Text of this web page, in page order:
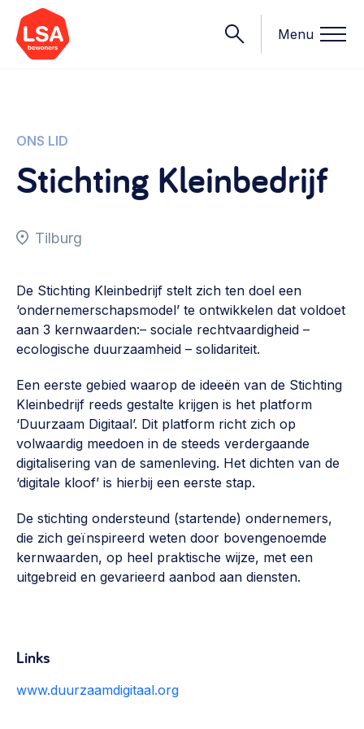
Menu
Onderwerpen
Starten van een initiatief
Organisatie en beheer
Bestuur, horeca, evenementen, verhuur en communicatie >
Vrijwilligers en medewerkers
Werving, contracten en vergoedingen, betaalde krachten
>
Eigen gebouw
Huren of kopen, maatschappelijk vastgoed,
ontmoetingsplekken >
Sociaal ondernemen
Bewonersbedrijf starten, ondernemingsplan maken >
Buurtbewoners verbinden
Betrokken buurten, contact stimuleren, netwerken
Wat we doen
Onze leden
Contact
Nieuws
Opinie
Bijeenkomsten
Team
Lid worden
Vraag stellen
030 231 7511
info@lsabewoners.nl
ONS LID
Stichting Kleinbedrijf
Tilburg
De Stichting Kleinbedrijf stelt zich ten doel een
‘ondernemerschapsmodel’ te ontwikkelen dat voldoet
aan 3 kernwaarden:– sociale rechtvaardigheid –
ecologische duurzaamheid – solidariteit.
Een eerste gebied waarop de ideeën van de Stichting
Kleinbedrijf reeds gestalte krijgen is het platform
‘Duurzaam Digitaal’. Dit platform richt zich op
volwaardig meedoen in de steeds verdergaande
digitalisering van de samenleving. Het dichten van de
‘digitale kloof’ is hierbij een eerste stap.
De stichting ondersteund (startende) ondernemers,
die zich geïnspireerd weten door bovengenoemde
kernwaarden, op heel praktische wijze, met een
uitgebreid en gevarieerd aanbod aan diensten.
Links
www.duurzaamdigitaal.org